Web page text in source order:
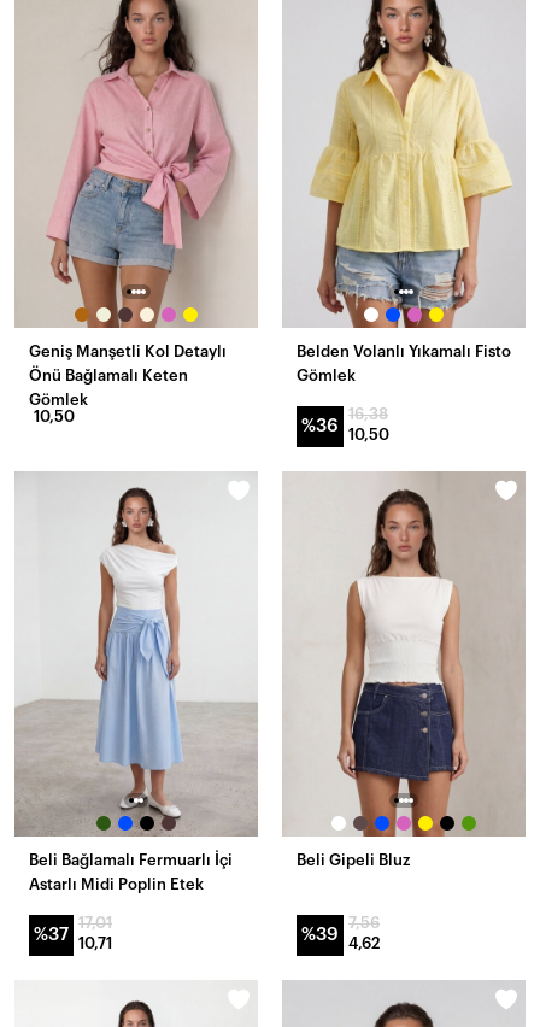
Geniş Manşetli Kol Detaylı
Önü Bağlamalı Keten
Gömlek
10,50
Belden Volanlı Yıkamalı Fisto
Gömlek
%36
16,38
10,50
Beli Bağlamalı Fermuarlı İçi
Astarlı Midi Poplin Etek
%37
17,01
10,71
Beli Gipeli Bluz
%39
7,56
4,62